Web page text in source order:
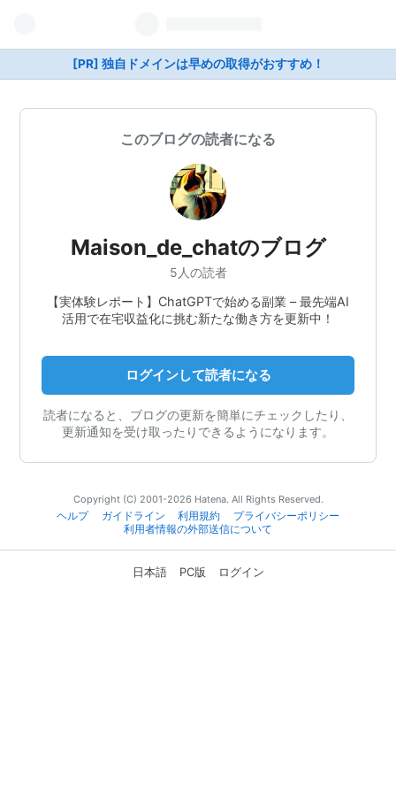
[PR] 独自ドメインは早めの取得がおすすめ！
このブログの読者になる
Maison_de_chatのブログ
5人の読者
【実体験レポート】ChatGPTで始める副業 – 最先端AI
活用で在宅収益化に挑む新たな働き方を更新中！
ログインして読者になる
読者になると、ブログの更新を簡単にチェックしたり、
更新通知を受け取ったりできるようになります。
Copyright (C) 2001-2026 Hatena. All Rights Reserved.
ヘルプ
ガイドライン 利用規約
プライバシーポリシー
利用者情報の外部送信について
日本語 PC版 ログイン